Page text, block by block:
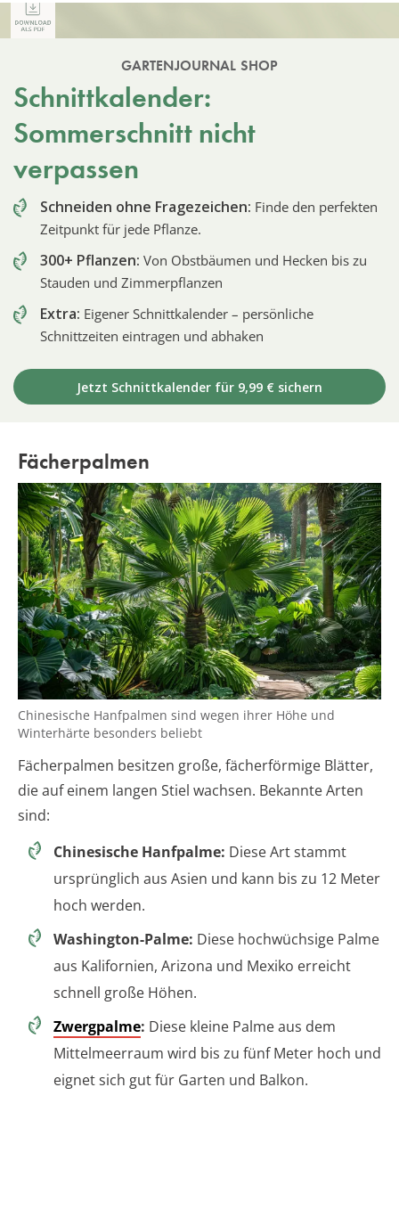
GARTENJOURNAL SHOP
Schnittkalender:
Sommerschnitt nicht
verpassen
Schneiden ohne Fragezeichen: Finde den perfekten
Zeitpunkt für jede Pflanze.
300+ Pflanzen: Von Obstbäumen und Hecken bis zu
Stauden und Zimmerpflanzen
Extra: Eigener Schnittkalender – persönliche
Schnittzeiten eintragen und abhaken
Jetzt Schnittkalender für 9,99 € sichern
Fächerpalmen
Chinesische Hanfpalmen sind wegen ihrer Höhe und
Winterhärte besonders beliebt
Fächerpalmen besitzen große, fächerförmige Blätter,
die auf einem langen Stiel wachsen. Bekannte Arten
sind:
Chinesische Hanfpalme: Diese Art stammt
ursprünglich aus Asien und kann bis zu 12 Meter
hoch werden.
Washington-Palme: Diese hochwüchsige Palme
aus Kalifornien, Arizona und Mexiko erreicht
schnell große Höhen.
Zwergpalme: Diese kleine Palme aus dem
Mittelmeerraum wird bis zu fünf Meter hoch und
eignet sich gut für Garten und Balkon.